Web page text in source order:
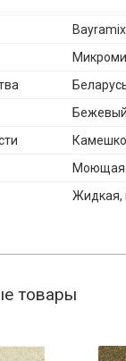
Bayramix
Жидкая,
товары